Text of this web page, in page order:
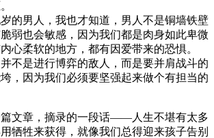
的男人，我也才知道，男人不是铜墙铁壁
弱也会敏感，因为我们都是肉身如此卑微
心柔软的地方，都有因爱带来的恐惧。
不是进行博弈的敌人，而是要并肩战斗的
，因为我们必须要坚强起来做个有担当的
文章，摘录的一段话——人生不堪有太多
牺牲来获得，就像我们总得迎来孩子告别